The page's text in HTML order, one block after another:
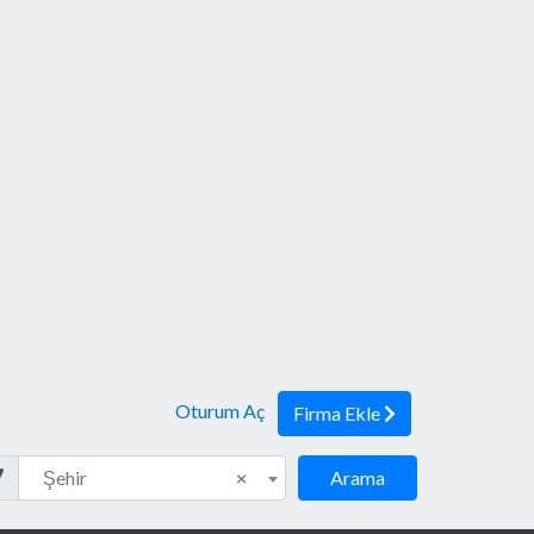
Oturum Aç Firma Ekle
×
Şehir Arama